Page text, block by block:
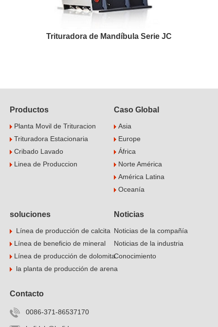
Trituradora de Mandíbula Serie JC
Productos
Planta Movil de Trituracion
Trituradora Estacionaria
Cribado Lavado
Linea de Produccion
Caso Global
Asia
Europe
África
Norte América
América Latina
Oceanía
soluciones
Línea de producción de calcita
Línea de beneficio de mineral
Línea de producción de dolomita
la planta de producción de arena
Noticias
Noticias de la compañía
Noticias de la industria
Conocimiento
Contacto
0086-371-86537170